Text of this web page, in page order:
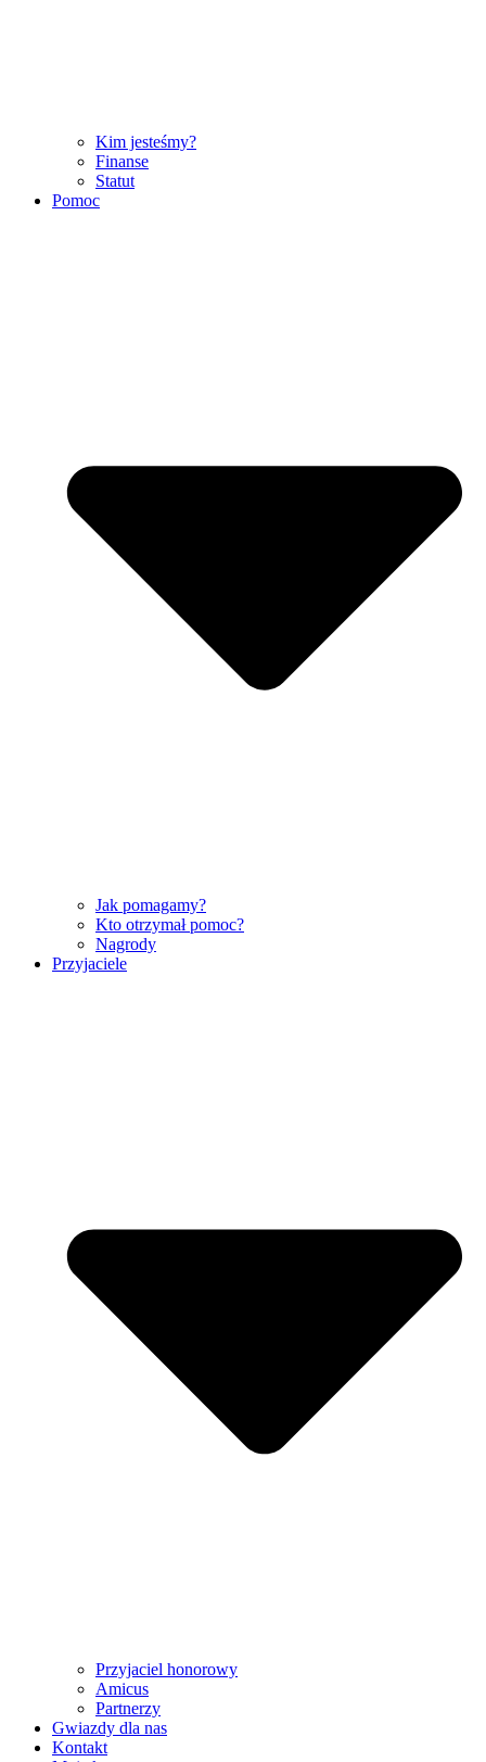
Kim jesteśmy?
Finanse
Statut
Pomoc
Jak pomagamy?
Kto otrzymał pomoc?
Nagrody
Przyjaciele
Przyjaciel honorowy
Amicus
Partnerzy
Gwiazdy dla nas
Kontakt